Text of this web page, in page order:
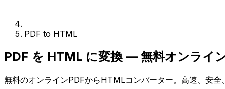
PDF to HTML
PDF を HTML に変換 — 無料オンライ
無料のオンラインPDFからHTMLコンバーター。高速、安全